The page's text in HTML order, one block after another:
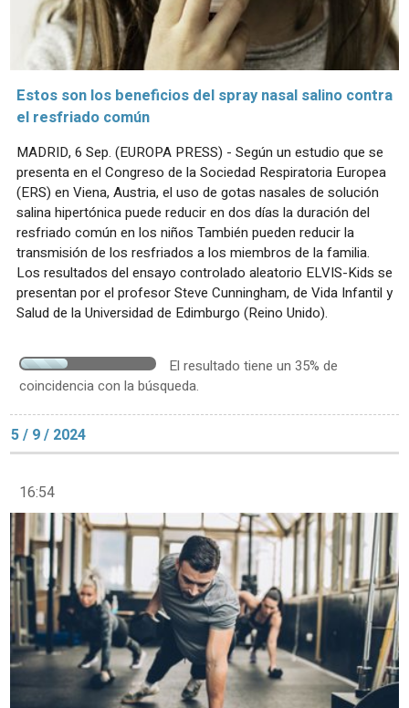
Estos son los beneficios del spray nasal salino contra
el resfriado común
MADRID, 6 Sep. (EUROPA PRESS) - Según un estudio que se
presenta en el Congreso de la Sociedad Respiratoria Europea
(ERS) en Viena, Austria, el uso de gotas nasales de solución
salina hipertónica puede reducir en dos días la duración del
resfriado común en los niños También pueden reducir la
transmisión de los resfriados a los miembros de la familia.
Los resultados del ensayo controlado aleatorio ELVIS-Kids se
presentan por el profesor Steve Cunningham, de Vida Infantil y
Salud de la Universidad de Edimburgo (Reino Unido).
El resultado tiene un 35% de
coincidencia con la búsqueda.
5 / 9 / 2024
16:54